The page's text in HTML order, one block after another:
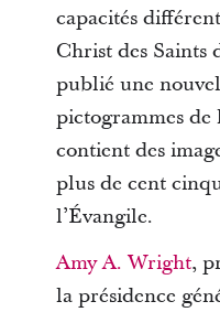
capacités
Christ des Saints
publié une
pictogrammes de
contient des
plus de cent
l’Évangile.
Amy A. Wright,
la présidence